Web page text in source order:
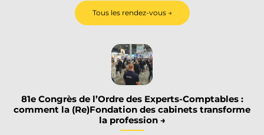
Tous les rendez-vous →
81e Congrès de l’Ordre des Experts-Comptables :
comment la (Re)Fondation des cabinets transforme
la profession →